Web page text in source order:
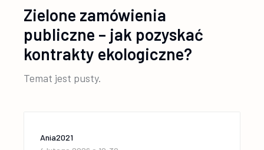
Zielone zamówienia
publiczne – jak pozyskać
kontrakty ekologiczne?
Temat jest pusty.
Ania2021